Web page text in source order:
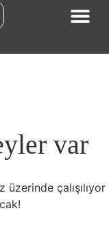
var
üzerinde çalışılıyor